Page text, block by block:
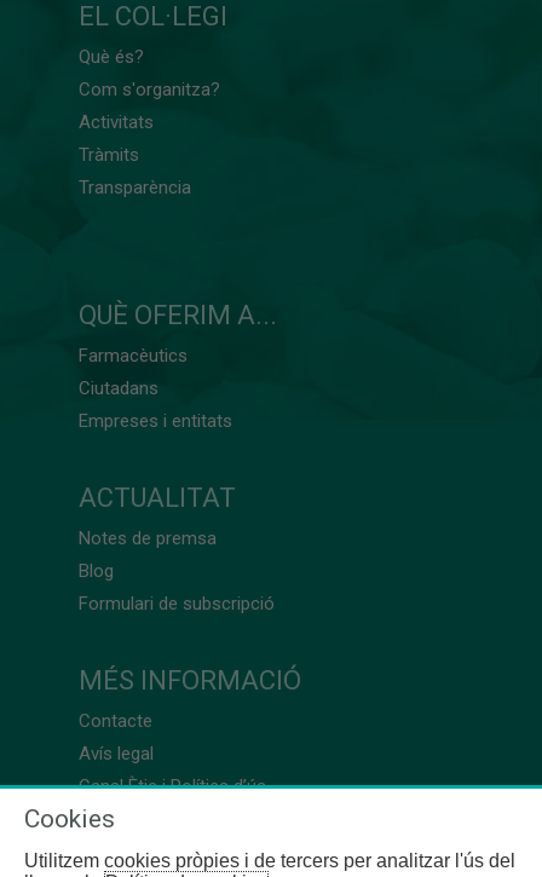
EL COL·LEGI
Què és?
Com s'organitza?
Activitats
Tràmits
Transparència
QUÈ OFERIM A...
Farmacèutics
Ciutadans
Empreses i entitats
ACTUALITAT
Notes de premsa
Blog
Formulari de subscripció
MÉS INFORMACIÓ
Contacte
Avís legal
Canal Ètic i Política d’ús
Cookies
Utilitzem cookies pròpies i de tercers per analitzar l'ús del